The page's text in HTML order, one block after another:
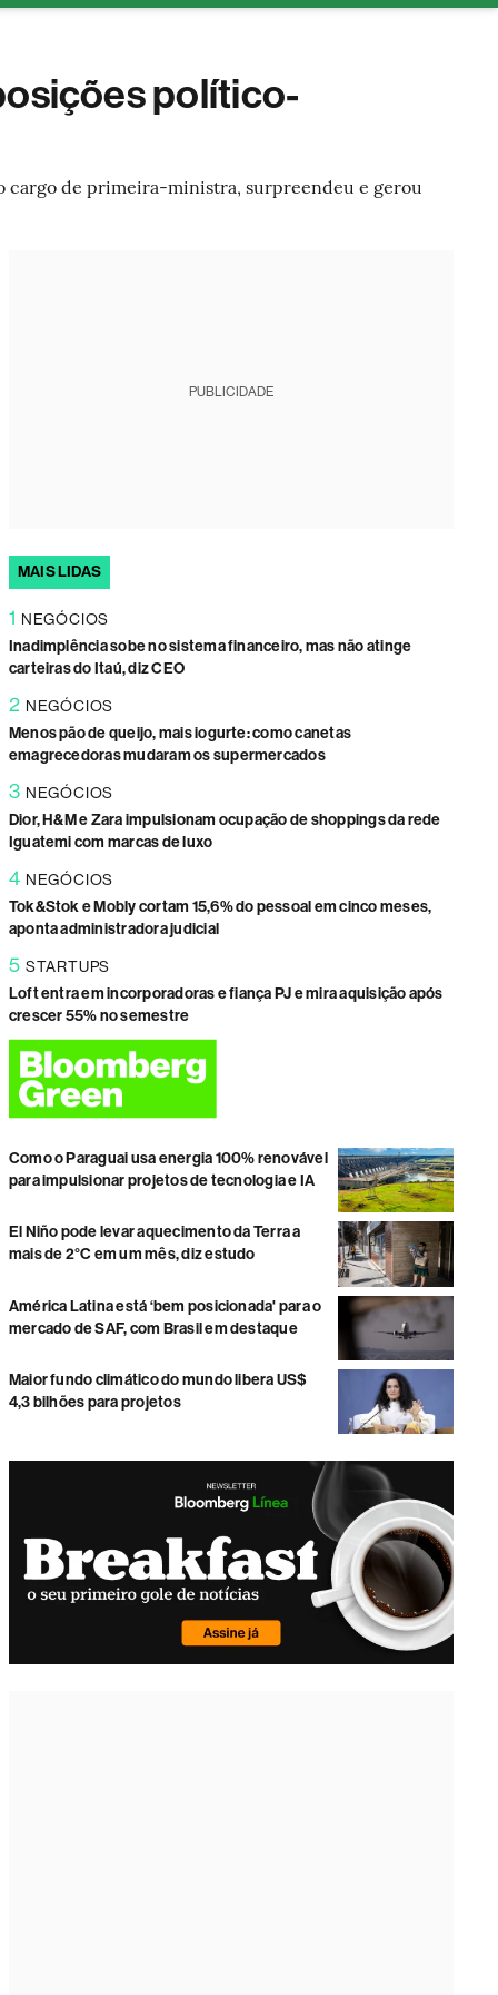
político-
cargo de primeira-ministra, surpreendeu e gerou
PUBLICIDADE
MAIS LIDAS
1 NEGÓCIOS
Inadimplência sobe no sistema financeiro, mas não atinge
carteiras do Itaú, diz CEO
2 NEGÓCIOS
Menos pão de queijo, mais iogurte: como canetas
emagrecedoras mudaram os supermercados
3 NEGÓCIOS
Dior, H&M e Zara impulsionam ocupação de shoppings da rede
Iguatemi com marcas de luxo
4 NEGÓCIOS
Tok&Stok e Mobly cortam 15,6% do pessoal em cinco meses,
aponta administradora judicial
5 STARTUPS
Loft entra em incorporadoras e fiança PJ e mira aquisição após
crescer 55% no semestre
Como o Paraguai usa energia 100% renovável
para impulsionar projetos de tecnologia e IA
El Niño pode levar aquecimento da Terra a
mais de 2°C em um mês, diz estudo
América Latina está ‘bem posicionada' para o
mercado de SAF, com Brasil em destaque
Maior fundo climático do mundo libera US$
4,3 bilhões para projetos